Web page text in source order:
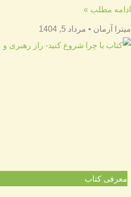
ادامه مطلب »
میترا آرمان مرداد 5, 1404
معرفی کتاب